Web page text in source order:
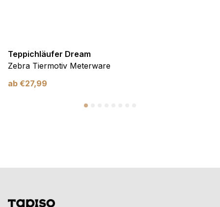
Teppichläufer Dream
Zebra Tiermotiv Meterware
ab €27,99